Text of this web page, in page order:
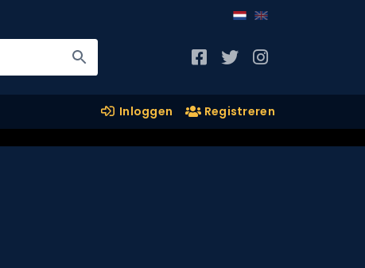
Inloggen Registreren